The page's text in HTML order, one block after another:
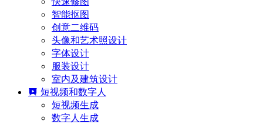
智能抠图
创意二维码
头像和艺术照设计
字体设计
服装设计
室内及建筑设计
短视频和数字人
短视频生成
数字人生成